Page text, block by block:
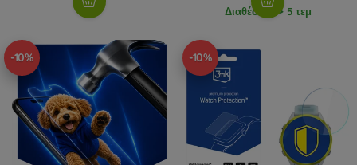
Διαθέσιμο > 5 τεμ
-10% -10%